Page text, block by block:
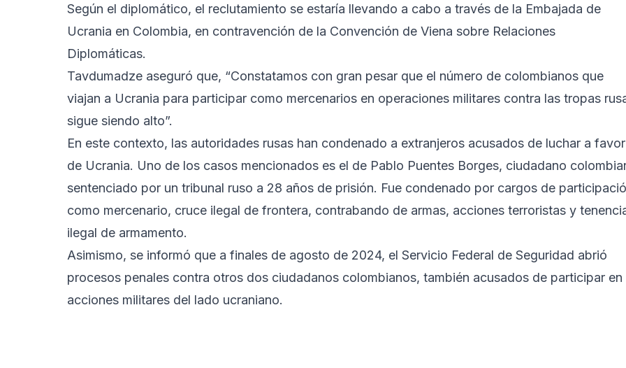
Según el diplomático, el reclutamiento se estaría llevando a cabo a través de la Embajada de
Ucrania en Colombia, en contravención de la Convención de Viena sobre Relaciones
Diplomáticas.
Tavdumadze aseguró que, “Constatamos con gran pesar que el número de colombianos que
viajan a Ucrania para participar como mercenarios en operaciones militares contra las tropas
sigue siendo alto”.
En este contexto, las autoridades rusas han condenado a extranjeros acusados de luchar a favor
de Ucrania. Uno de los casos mencionados es el de Pablo Puentes Borges, ciudadano
sentenciado por un tribunal ruso a 28 años de prisión. Fue condenado por cargos de
como mercenario, cruce ilegal de frontera, contrabando de armas, acciones terroristas y
ilegal de armamento.
Asimismo, se informó que a finales de agosto de 2024, el Servicio Federal de Seguridad abrió
procesos penales contra otros dos ciudadanos colombianos, también acusados de participar en
acciones militares del lado ucraniano.